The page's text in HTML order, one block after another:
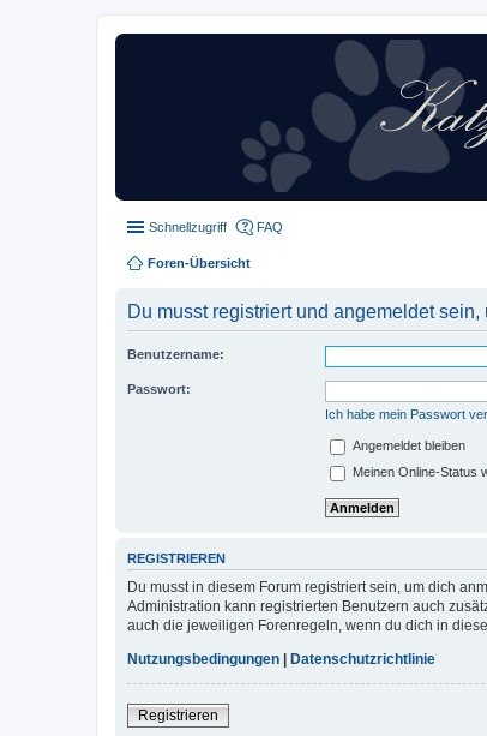
Schnellzugriff FAQ
Foren-Übersicht
Du musst registriert und angemeldet
Benutzername:
Passwort:
Ich habe mein Passwort
Angemeldet bleiben
Meinen Online-Status
REGISTRIEREN
Du musst in diesem Forum registriert sein, um dich
Administration kann registrierten Benutzern auch
auch die jeweiligen Forenregeln, wenn du dich in
Nutzungsbedingungen | Datenschutzrichtlinie
Registrieren